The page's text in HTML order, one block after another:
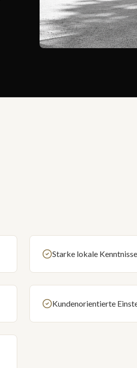
Starke lokale Kenntnisse
Kundenorientierte